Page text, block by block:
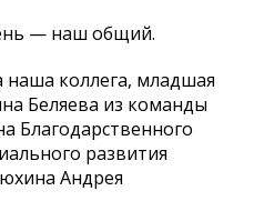
— наш общий.
коллега, младшая
Беляева из команды
Благодарственного
развития
Андрея